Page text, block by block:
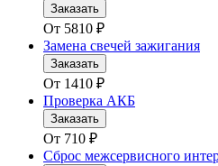
Заказать
От 5810 ₽
Замена свечей зажигания
Заказать
От 1410 ₽
Проверка АКБ
Заказать
От 710 ₽
Сброс межсервисного